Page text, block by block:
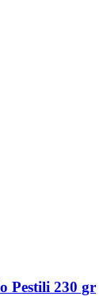
Pestili 230 gr